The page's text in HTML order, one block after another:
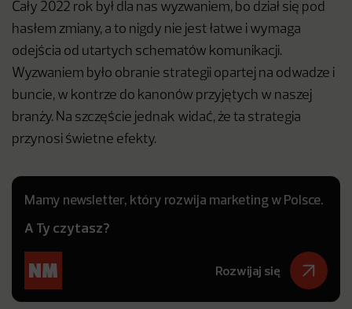
Cały 2022 rok był dla nas wyzwaniem, bo dział się pod
hasłem zmiany, a to nigdy nie jest łatwe i wymaga
odejścia od utartych schematów komunikacji.
Wyzwaniem było obranie strategii opartej na odwadze i
buncie, w kontrze do kanonów przyjętych w naszej
branży. Na szczęście jednak widać, że ta strategia
przynosi świetne efekty.
Mamy newsletter, który rozwija marketing w Polsce.
A Ty czytasz?
Rozwijaj się